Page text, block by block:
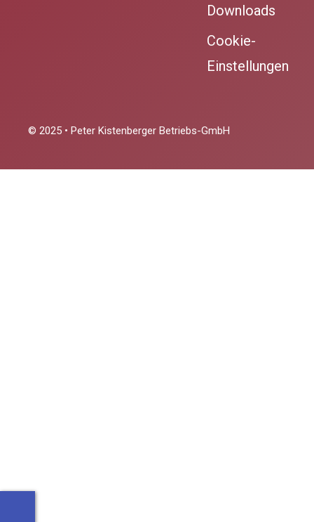
Downloads
Cookie-
Einstellungen
© 2025 • Peter Kistenberger Betriebs-GmbH